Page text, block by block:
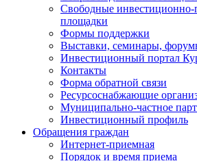
Свободные инвестиционно-
площадки
Формы поддержки
Выставки, семинары,
Инвестиционный портал
Контакты
Форма обратной связи
Ресурсоснабжающие
Муниципально-частное
Инвестиционный профиль
Обращения граждан
Интернет-приемная
Порядок и время приема